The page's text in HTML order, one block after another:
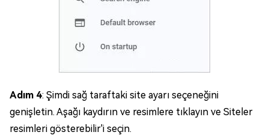
Adım 4: Şimdi sağ taraftaki site ayarı seçeneğini
genişletin. Aşağı kaydırın ve resimlere tıklayın ve Siteler
resimleri gösterebilir'i seçin.